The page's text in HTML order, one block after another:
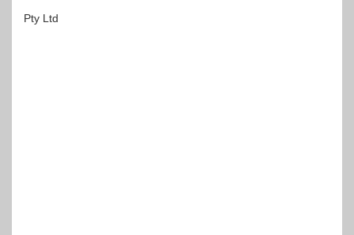
Pty Ltd